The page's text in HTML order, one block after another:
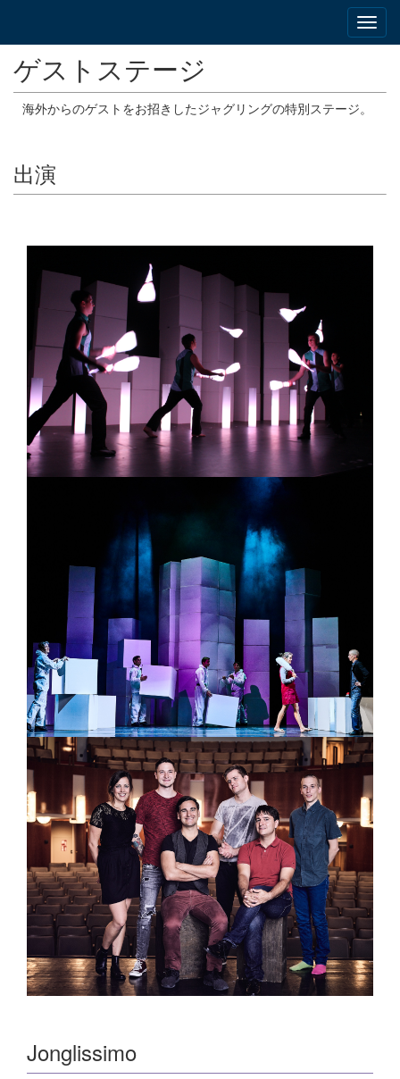
ゲストステージ
海外からのゲストをお招きしたジャグリングの特別ステージ。
出演
Jonglissimo